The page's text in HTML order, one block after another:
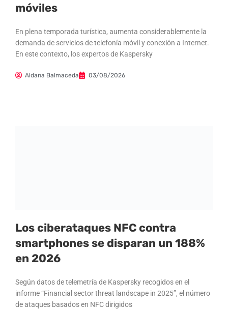
móviles
En plena temporada turística, aumenta considerablemente la
demanda de servicios de telefonía móvil y conexión a Internet.
En este contexto, los expertos de Kaspersky
Aldana Balmaceda 03/08/2026
Los ciberataques NFC contra
smartphones se disparan un 188%
en 2026
Según datos de telemetría de Kaspersky recogidos en el
informe “Financial sector threat landscape in 2025”, el número
de ataques basados en NFC dirigidos